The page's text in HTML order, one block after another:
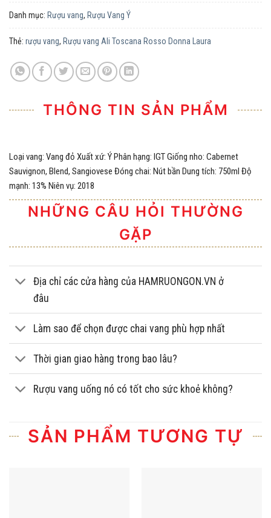
Danh mục: Rượu vang, Rượu Vang Ý
Thẻ: rượu vang, Rượu vang Ali Toscana Rosso Donna Laura
THÔNG TIN SẢN PHẨM
Loại vang: Vang đỏ Xuất xứ: Ý Phân hạng: IGT Giống nho: Cabernet
Sauvignon, Blend, Sangiovese Đóng chai: Nút bần Dung tích: 750ml Độ
mạnh: 13% Niên vụ: 2018
NHỮNG CÂU HỎI THƯỜNG
GẶP
Địa chỉ các cửa hàng của HAMRUONGON.VN ở
đâu
Làm sao để chọn được chai vang phù hợp nhất
Thời gian giao hàng trong bao lâu?
Rượu vang uống nó có tốt cho sức khoẻ không?
SẢN PHẨM TƯƠNG TỰ